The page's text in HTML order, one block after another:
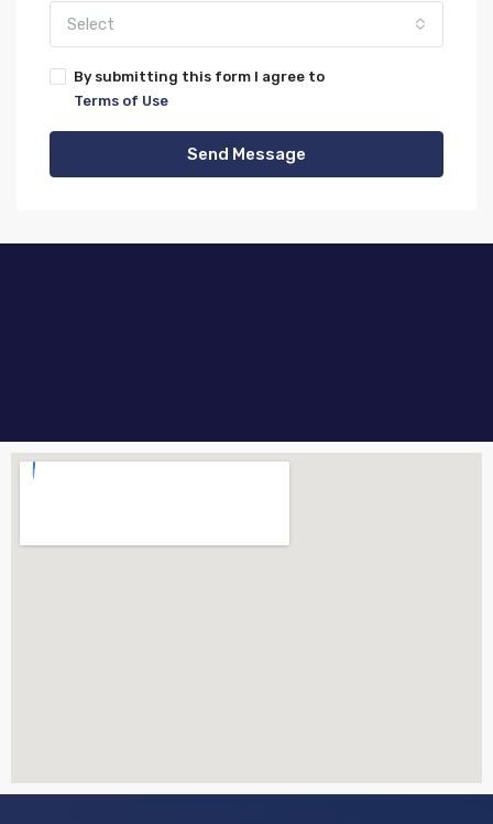
Select
By submitting this form I agree to
Terms of Use
Send Message